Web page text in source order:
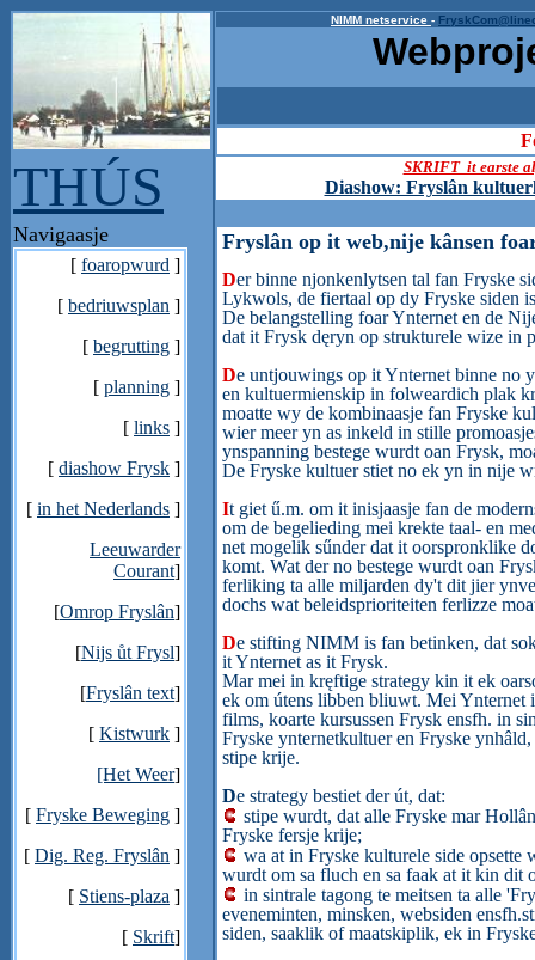
THÚS
Navigaasje
[ foaropwurd ]
[ bedriuwsplan ]
[ begrutting ]
[ planning ]
[ links ]
[ diashow Frysk ]
[ in het Nederlands ]
Leeuwarder
Courant]
[Omrop Fryslân]
[Nijs ůt Frysl]
[Fryslân text]
[ Kistwurk ]
[Het Weer]
[ Fryske Beweging ]
[ Dig. Reg. Fryslân ]
[ Stiens-plaza ]
[ Skrift]
NIMM netservice -
SKRIFT it earste
Diashow: Fryslân
Fryslân op it web,nije kânsen
Der binne njonkenlytsen tal fan Fryske
Lykwols, de fiertaal op dy Fryske siden
De belangstelling foar Ynternet en de
dat it Frysk dęryn op strukturele wize in
De untjouwings op it Ynternet binne no
en kultuermienskip in folweardich plak
moatte wy de kombinaasje fan Fryske
wier meer yn as inkeld in stille
ynspanning bestege wurdt oan Frysk,
De Fryske kultuer stiet no ek yn in nije
It giet ű.m. om it inisjaasje fan de
om de begelieding mei krekte taal- en
net mogelik sűnder dat it oorspronklike
komt. Wat der no bestege wurdt oan
ferliking ta alle miljarden dy't dit jier
dochs wat beleidsprioriteiten ferlizze
De stifting NIMM is fan betinken, dat
it Ynternet as it Frysk.
Mar mei in kręftige strategy kin it ek
ek om útens libben bliuwt. Mei Ynternet
films, koarte kursussen Frysk ensfh. in
Fryske ynternetkultuer en Fryske
stipe krije.
De strategy bestiet der út, dat:
stipe wurdt, dat alle Fryske mar
Fryske fersje krije;
wa at in Fryske kulturele side opsette
wurdt om sa fluch en sa faak at it kin dit
in sintrale tagong te meitsen ta alle
eveneminten, minsken, websiden ensfh.
siden, saaklik of maatskiplik, ek in